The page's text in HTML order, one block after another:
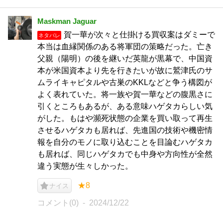
Maskman Jaguar
ネタバレ
賀一華が次々と仕掛ける買収案はダミーで
本当は血縁関係のある将軍団の策略だった。亡き
父親（陽明）の後を継いだ英龍が黒幕で、中国資
本が米国資本より先を行きたいが故に鷲津氏のサ
ムライキャピタルや古巣のKKLなどと争う構図が
よく表れていた。将一族や賀一華などの腹黒さに
引くところもあるが、ある意味ハゲタカらしい気
がした。もはや瀕死状態の企業を買い取って再生
させるハゲタカも居れば、先進国の技術や機密情
報を自分のモノに取り込むことを目論むハゲタカ
も居れば、同じハゲタカでも中身や方向性が全然
違う実態が生々しかった。
ナイス ★8
コメント(0) 2024/12/22